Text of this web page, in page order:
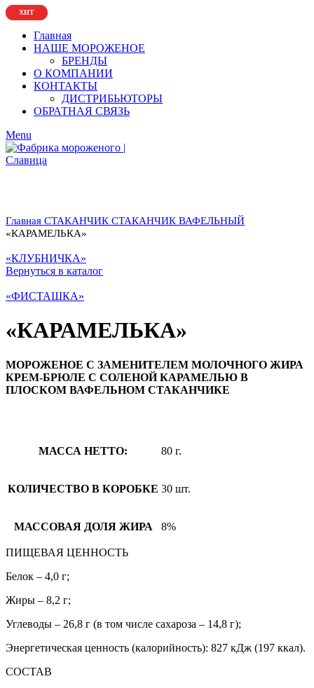
Главная
НАШЕ МОРОЖЕНОЕ
БРЕНДЫ
О КОМПАНИИ
КОНТАКТЫ
ДИСТРИБЬЮТОРЫ
ОБРАТНАЯ СВЯЗЬ
Menu
Главная СТАКАНЧИК СТАКАНЧИК ВАФЕЛЬНЫЙ
«КАРАМЕЛЬКА»
«КЛУБНИЧКА»
Вернуться в каталог
«ФИСТАШКА»
«КАРАМЕЛЬКА»
МОРОЖЕНОЕ С ЗАМЕНИТЕЛЕМ МОЛОЧНОГО ЖИРА
КРЕМ-БРЮЛЕ С СОЛЕНОЙ КАРАМЕЛЬЮ В
ПЛОСКОМ ВАФЕЛЬНОМ СТАКАНЧИКЕ
МАССА НЕТТО: 80 г.
КОЛИЧЕСТВО В КОРОБКЕ 30 шт.
МАССОВАЯ ДОЛЯ ЖИРА 8%
ПИЩЕВАЯ ЦЕННОСТЬ
Белок – 4,0 г;
Жиры – 8,2 г;
Углеводы – 26,8 г (в том числе сахароза – 14,8 г);
Энергетическая ценность (калорийность): 827 кДж (197 ккал).
СОСТАВ
ХИТ
ХИТ